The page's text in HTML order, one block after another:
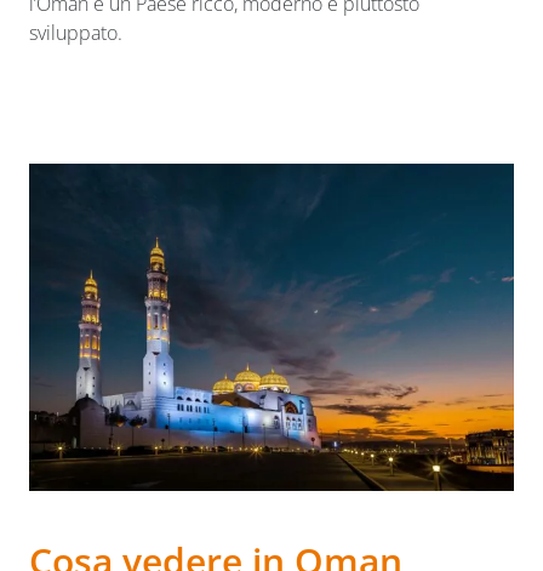
sviluppato.
Cosa vedere in Oman